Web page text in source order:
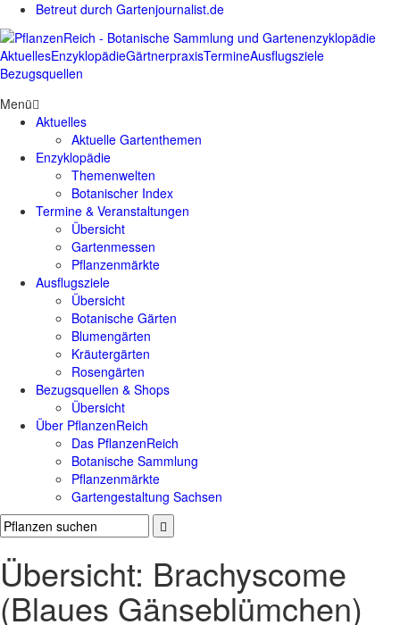
Betreut durch Gartenjournalist.de
AktuellesEnzyklopädieGärtnerpraxisTermineAusflugsziele
Bezugsquellen
Menü
Aktuelles
Aktuelle Gartenthemen
Enzyklopädie
Themenwelten
Botanischer Index
Termine & Veranstaltungen
Übersicht
Gartenmessen
Pflanzenmärkte
Ausflugsziele
Übersicht
Botanische Gärten
Blumengärten
Kräutergärten
Rosengärten
Bezugsquellen & Shops
Übersicht
Über PflanzenReich
Das PflanzenReich
Botanische Sammlung
Pflanzenmärkte
Gartengestaltung Sachsen
Übersicht: Brachyscome
(Blaues Gänseblümchen)